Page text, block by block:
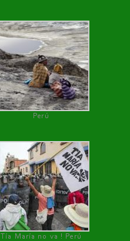
Perú
Tía María no va ! Perú